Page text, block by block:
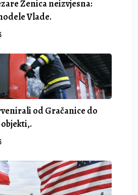
Zenica neizvjesna:
Vlade.
od Gračanice do